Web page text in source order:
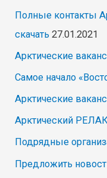
Полные контакты
скачать 27.01.2021
Арктические
Самое начало
Арктические
Арктический
Подрядные
Предложить